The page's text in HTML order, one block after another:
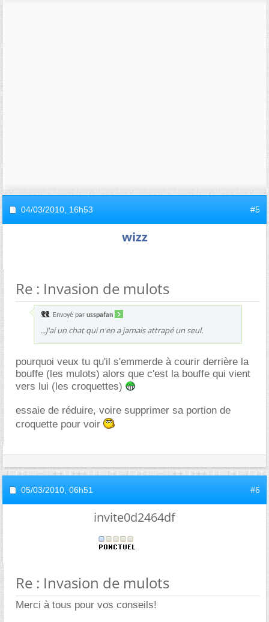
04/03/2010, 16h53 #5
wizz
Re : Invasion de mulots
Envoyé par usspafan
...J'ai un chat qui n'en a jamais attrapé un seul.
pourquoi veux tu qu'il s'emmerde à courir derrière la
bouffe (les mulots) alors que c'est la bouffe qui vient
vers lui (les croquettes)
essaie de réduire, voire supprimer sa portion de
croquette pour voir
05/03/2010, 06h51 #6
invite0d2464df
Re : Invasion de mulots
Merci à tous pour vos conseils!